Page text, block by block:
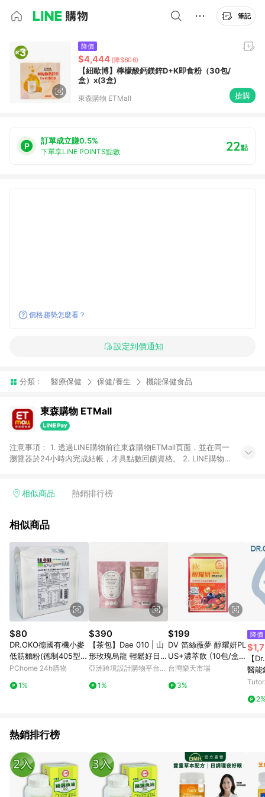
筆記
降價
$4,444 (降$606)
【紐歐博】檸檬酸鈣鎂鋅D+K即食粉（30包/
盒）x(3盒)
東森購物 ETMall 搶購
訂單成立賺0.5%
下單享LINE POINTS點數 22點
價格趨勢怎麼看？
設定到價通知
分類： 醫療保健 保健/養生 機能保健食品
東森購物 ETMall
注意事項： 1. 透過LINE購物前往東森購物ETMall頁面，並在同一
瀏覽器於24小時內完成結帳，才具點數回饋資格。 2. LINE購物
單，皆不在點數回饋範圍內。 3. 如購買以下類別商品，將無法獲
球嚴選、商城、專案商品、「草莓網」全館商品。 4. 如取消訂
回饋。 5. 點數回饋會扣除所有折扣優惠後之最終發票金額計算，
實際回饋請依LINE購物通知為主。 6. 訂單如有使用東森購物
ETMall站內之折扣優惠(包含但不限於東森幣、樂透金、東森現金
券等)，不具點數回饋資格。詳細請依東森購物ETMall之結帳頁面
顯示為準。 7. LINE購物設有「單一商品最高回饋點數」機制(特
殊活動時開放「回饋無上限」)，以同一訂單中同一商品不論件數
計算，並依訂單成立時間當下LINE購物所設定的回饋機制為準。
8. LINE購物為購物資訊整合性平台，商品資料更新會有時間差，
如顯示之商品規格、顏色、價位、贈品與東森購物ETMall銷售網
頁不符，以銷售網頁標示為準。 9. 若有贈點爭議，請務必於訂單
日期+180天以內至LINE購物客服洽詢；若超過180天(含)以上進
行申訴，恕無法贈點回饋。 10. 部分點數紅包僅限指定商品使
用，或不適用於無回饋商品。各點數紅包之適用商品與使用條件
相似商品 熱銷排行榜
相似商品
$80
DR.OKO德國有機小麥
低筋麵粉(德制405型糕
點粉)500g
PChome 24h購物
1%
$390
【茶包】Dae 010 | 山
形玫瑰烏龍 輕鬆好日
輕鬆包 (茶包15入/包)
亞洲跨境設計購物平台
1%
$199
DV 笛絲薇夢 醇耀妍PL
US+濃萃飲 (10包/盒)
【i -優】
台灣樂天市場
3%
降價
【
醫能
吸保
熱銷排行榜